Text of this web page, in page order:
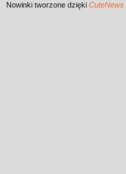
Nowinki tworzone dzięki CuteNews